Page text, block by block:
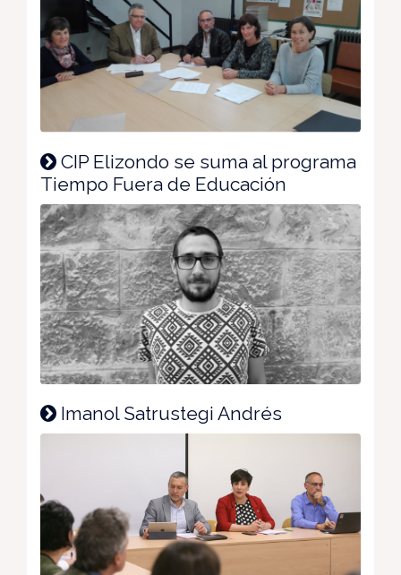
CIP Elizondo se suma al programa
Tiempo Fuera de Educación
Imanol Satrustegi Andrés